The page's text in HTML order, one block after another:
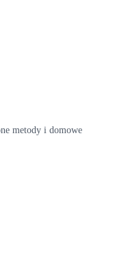
metody i domowe